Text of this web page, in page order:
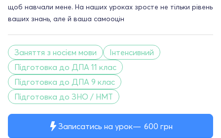
Записатись на урок 600 грн
щоб навчали мене. На наших уроках зросте не тільки рівень
ваших знань, але й ваша самооцін
Заняття з носієм мови
Інтенсивний
Підготовка до ДПА 11 клас
Підготовка до ДПА 9 клас
Підготовка до ЗНО / НМТ